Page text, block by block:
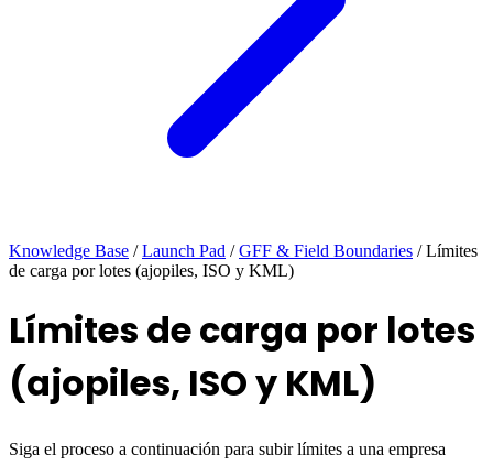
Knowledge Base / Launch Pad / GFF & Field Boundaries / Límites
de carga por lotes (ajopiles, ISO y KML)
Límites de carga por lotes
(ajopiles, ISO y KML)
Siga el proceso a continuación para subir límites a una empresa